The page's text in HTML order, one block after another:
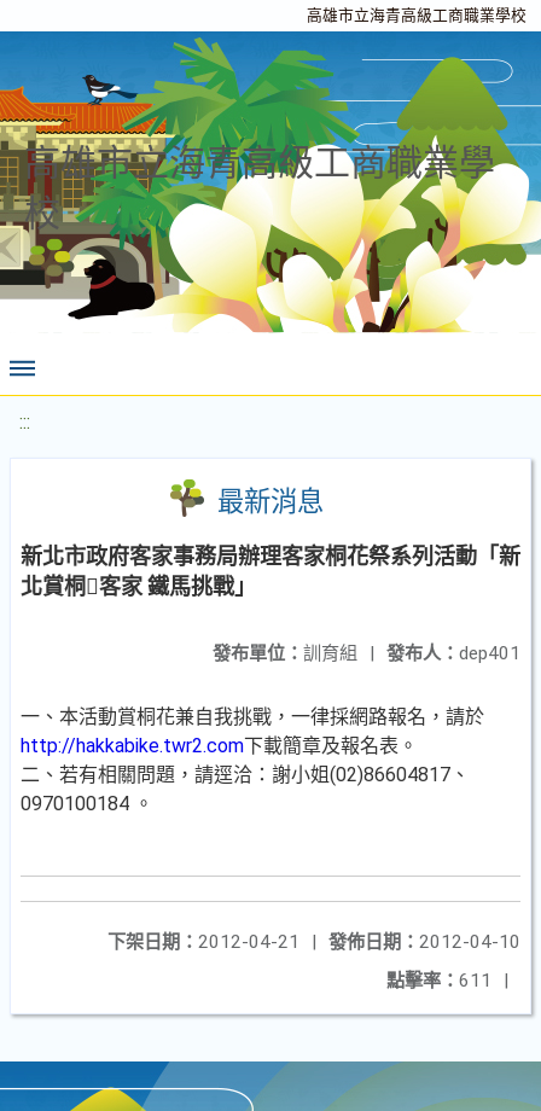
高雄市立海青高級工商職業學校
高雄市立海青高級工商職業學
校
:::
最新消息
新北市政府客家事務局辦理客家桐花祭系列活動「新
北賞桐客家 鐵馬挑戰」
發布人： dep401
發布單位： 訓育組 |
一、本活動賞桐花兼自我挑戰，一律採網路報名，請於
http://hakkabike.twr2.com下載簡章及報名表。
二、若有相關問題，請逕洽：謝小姐(02)86604817、
0970100184 。
發佈日期： 2012-04-10
下架日期： 2012-04-21
|
點擊率： 611 |